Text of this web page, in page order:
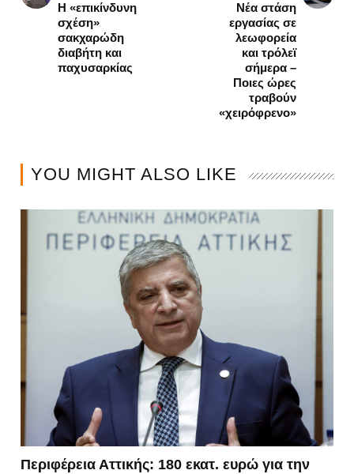
Η «επικίνδυνη
σχέση»
σακχαρώδη
διαβήτη και
παχυσαρκίας
Νέα στάση
εργασίας σε
λεωφορεία
και τρόλεϊ
σήμερα –
Ποιες ώρες
τραβούν
«χειρόφρενο»
YOU MIGHT ALSO LIKE
Περιφέρεια Αττικής: 180 εκατ. ευρώ για την